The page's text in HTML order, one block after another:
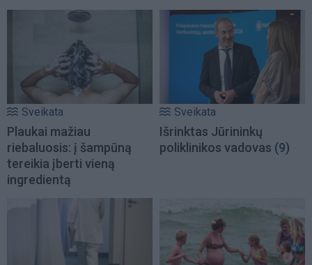
Sveikata
Plaukai mažiau
riebaluosis: į šampūną
tereikia įberti vieną
ingredientą
Sveikata
Išrinktas Jūrininkų
poliklinikos vadovas (9)